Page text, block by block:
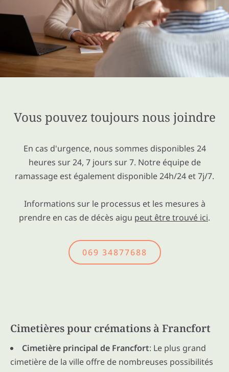
Vous pouvez toujours nous joindre
En cas d'urgence, nous sommes disponibles 24
heures sur 24, 7 jours sur 7. Notre équipe de
ramassage est également disponible 24h/24 et 7j/7.
Informations sur le processus et les mesures à
prendre en cas de décès aigu peut être trouvé ici.
069 34877688
Cimetières pour crémations à Francfort
Cimetière principal de Francfort: Le plus grand
cimetière de la ville offre de nombreuses possibilités